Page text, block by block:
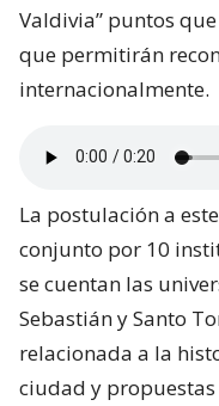
Valdivia” puntos
que permitirán
internacionalmente.
La postulación a
conjunto por 10
se cuentan las
Sebastián y Santo
relacionada a la
ciudad y